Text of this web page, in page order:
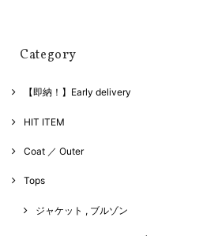
Category
【即納！】Early delivery
HIT ITEM
Coat ／ Outer
Tops
ジャケット , ブルゾン